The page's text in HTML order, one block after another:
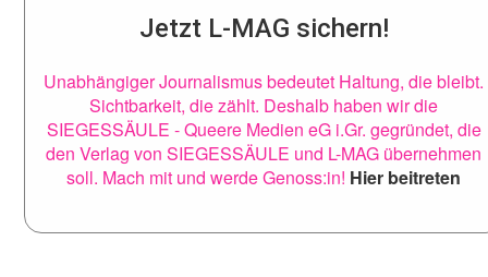
Jetzt L-MAG sichern!
Unabhängiger Journalismus bedeutet Haltung, die bleibt.
Sichtbarkeit, die zählt. Deshalb haben wir die
SIEGESSÄULE - Queere Medien eG i.Gr. gegründet, die
den Verlag von SIEGESSÄULE und L-MAG übernehmen
soll. Mach mit und werde Genoss:in! Hier beitreten